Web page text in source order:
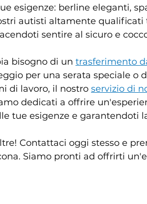
esigenze: berline eleganti,
autisti altamente
sentire al sicuro e
bisogno di un trasferimento
per una serata speciale o
di lavoro, il nostro servizio di
dedicati a offrire
tue esigenze e garantendoti
Contattaci oggi stesso e
Siamo pronti ad offrirti